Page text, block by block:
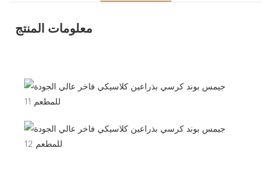
معلومات المنتج